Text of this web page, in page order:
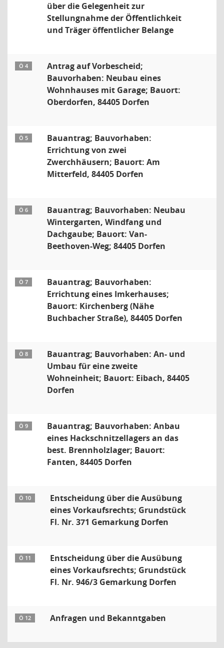
über die Gelegenheit zur
Stellungnahme der Öffentlichkeit
und Träger öffentlicher Belange
Ö 4
Antrag auf Vorbescheid;
Bauvorhaben: Neubau eines
Wohnhauses mit Garage; Bauort:
Oberdorfen, 84405 Dorfen
Ö 5
Bauantrag; Bauvorhaben:
Errichtung von zwei
Zwerchhäusern; Bauort: Am
Mitterfeld, 84405 Dorfen
Ö 6
Bauantrag; Bauvorhaben: Neubau
Wintergarten, Windfang und
Dachgaube; Bauort: Van-
Beethoven-Weg; 84405 Dorfen
Ö 7
Bauantrag; Bauvorhaben:
Errichtung eines Imkerhauses;
Bauort: Kirchenberg (Nähe
Buchbacher Straße), 84405 Dorfen
Ö 8
Bauantrag; Bauvorhaben: An- und
Umbau für eine zweite
Wohneinheit; Bauort: Eibach, 84405
Dorfen
Ö 9
Bauantrag; Bauvorhaben: Anbau
eines Hackschnitzellagers an das
best. Brennholzlager; Bauort:
Fanten, 84405 Dorfen
Ö 10
Entscheidung über die Ausübung
eines Vorkaufsrechts; Grundstück
Fl. Nr. 371 Gemarkung Dorfen
Ö 11
Entscheidung über die Ausübung
eines Vorkaufsrechts; Grundstück
Fl. Nr. 946/3 Gemarkung Dorfen
Ö 12 Anfragen und Bekanntgaben